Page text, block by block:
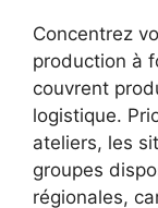
Concentrez
production à
couvrent
logistique.
ateliers, les
groupes
régionales,